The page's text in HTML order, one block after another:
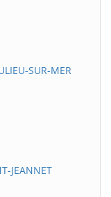
SUR-MER
JEANNET